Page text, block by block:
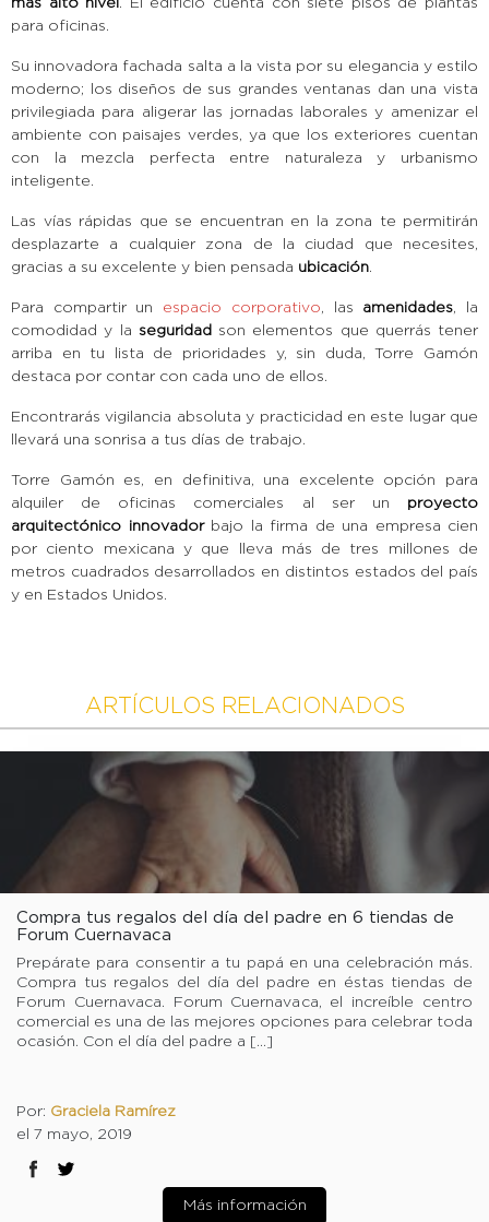
más alto nivel . El edificio cuenta con siete pisos de plantas
para oficinas.
Su innovadora fachada salta a la vista por su elegancia y estilo
moderno; los diseños de sus grandes ventanas dan una vista
privilegiada para aligerar las jornadas laborales y amenizar el
ambiente con paisajes verdes, ya que los exteriores cuentan
con la mezcla perfecta entre naturaleza y urbanismo
inteligente.
Las vías rápidas que se encuentran en la zona te permitirán
desplazarte a cualquier zona de la ciudad que necesites,
gracias a su excelente y bien pensada ubicación.
Para compartir un espacio corporativo, las amenidades, la
comodidad y la seguridad son elementos que querrás tener
arriba en tu lista de prioridades y, sin duda, Torre Gamón
destaca por contar con cada uno de ellos.
Encontrarás vigilancia absoluta y practicidad en este lugar que
llevará una sonrisa a tus días de trabajo.
Torre Gamón es, en definitiva, una excelente opción para
alquiler de oficinas comerciales al ser un proyecto
arquitectónico innovadorbajo la firma de una empresa cien
por ciento mexicana y que lleva más de tres millones de
metros cuadrados desarrollados en distintos estados del país
y en Estados Unidos.
ARTÍCULOS RELACIONADOS
Compra tus regalos del día del padre en 6 tiendas de
Forum Cuernavaca
Prepárate para consentir a tu papá en una celebración más.
Compra tus regalos del día del padre en éstas tiendas de
Forum Cuernavaca. Forum Cuernavaca, el increíble centro
comercial es una de las mejores opciones para celebrar toda
ocasión. Con el día del padre a […]
Por: Graciela Ramírez
el 7 mayo, 2019
Más información